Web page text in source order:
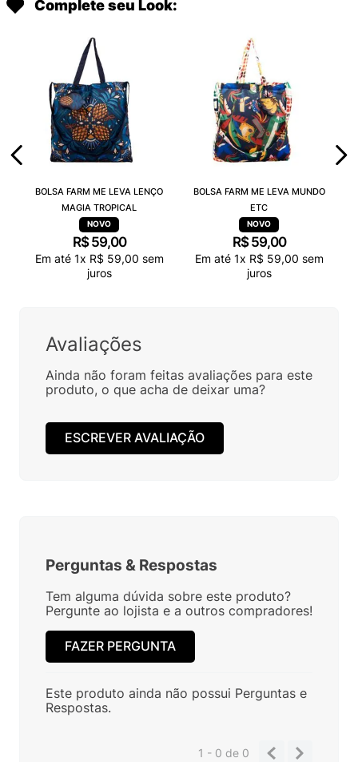
Complete seu Look:
BOLSA FARM ME LEVA LENÇO
MAGIA TROPICAL
R$ 59,00
Em até 1x R$ 59,00 sem
juros
BOLSA FARM ME LEVA MUNDO
ETC
R$ 59,00
Em até 1x R$ 59,00 sem
juros
Avaliações
Ainda não foram feitas avaliações para este
produto, o que acha de deixar uma?
ESCREVER AVALIAÇÃO
Perguntas & Respostas
Tem alguma dúvida sobre este produto?
Pergunte ao lojista e a outros compradores!
FAZER PERGUNTA
Este produto ainda não possui Perguntas e
Respostas.
1 - 0de 0